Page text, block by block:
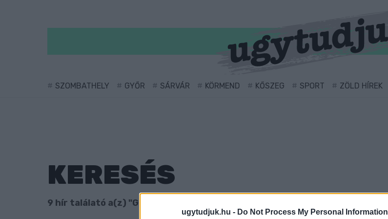
ugytudjuk.hu - Do Not Process My Personal Information
SZOMBATHELY GYŐR SÁRVÁR KÖRMEND KŐSZEG SPORT ZÖLD HÍREK
KERESÉS
9 hír találató a(z) "Giczy József" cimkével ellátva.